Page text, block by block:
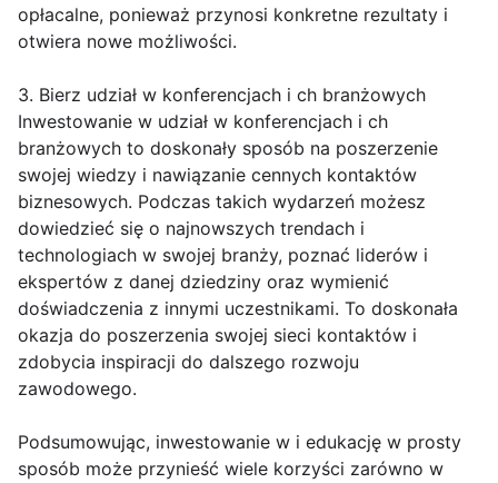
opłacalne, ponieważ przynosi konkretne rezultaty i
otwiera nowe możliwości.
3. Bierz udział w konferencjach i ch branżowych
Inwestowanie w udział w konferencjach i ch
branżowych to doskonały sposób na poszerzenie
swojej wiedzy i nawiązanie cennych kontaktów
biznesowych. Podczas takich wydarzeń możesz
dowiedzieć się o najnowszych trendach i
technologiach w swojej branży, poznać liderów i
ekspertów z danej dziedziny oraz wymienić
doświadczenia z innymi uczestnikami. To doskonała
okazja do poszerzenia swojej sieci kontaktów i
zdobycia inspiracji do dalszego rozwoju
zawodowego.
Podsumowując, inwestowanie w i edukację w prosty
sposób może przynieść wiele korzyści zarówno w